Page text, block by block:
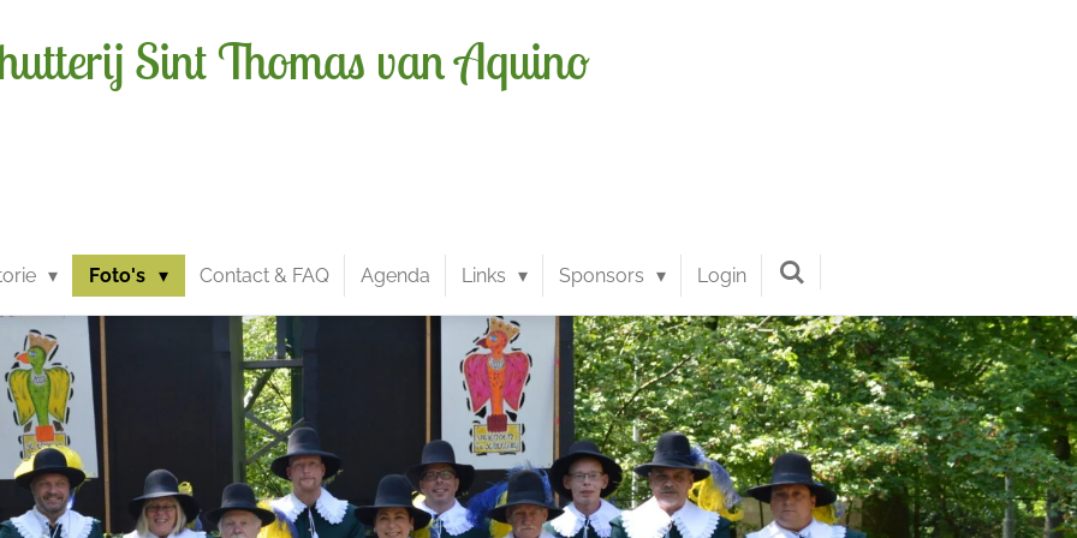
Sint Thomas van Aquino
Foto's Contact & FAQ Agenda Links Sponsors Login